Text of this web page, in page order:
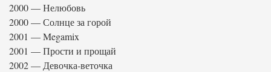
2000 — Нелюбовь
2000 — Солнце за горой
2001 — Megamix
2001 — Прости и прощай
2002 — Девочка-веточка